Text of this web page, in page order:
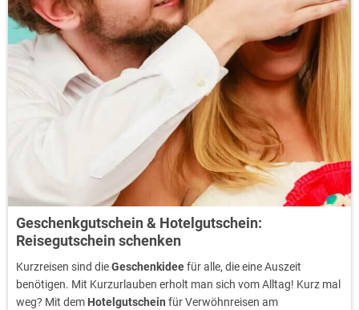
Geschenkgutschein & Hotelgutschein:
Reisegutschein schenken
Kurzreisen sind dieGeschenkideefür alle, die eine Auszeit
benötigen. Mit Kurzurlauben erholt man sich vom Alltag! Kurz mal
weg? Mit dem Hotelgutschein für Verwöhnreisen am